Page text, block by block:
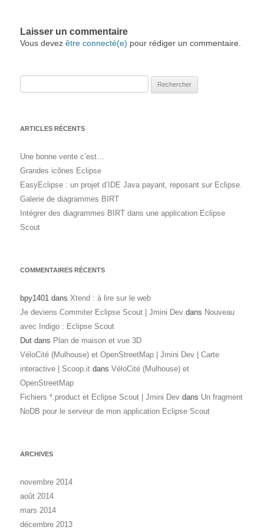
Laisser un commentaire
Vous devez être connecté(e) pour rédiger un commentaire.
ARTICLES RÉCENTS
Une bonne vente c’est…
Grandes icônes Eclipse
EasyEclipse : un projet d’IDE Java payant, reposant sur Eclipse.
Galerie de diagrammes BIRT
Intégrer des diagrammes BIRT dans une application Eclipse
Scout
COMMENTAIRES RÉCENTS
bpy1401 dans Xtend : à lire sur le web
Je deviens Commiter Eclipse Scout | Jmini Dev dans Nouveau
avec Indigo : Eclipse Scout
Dut dans Plan de maison et vue 3D
VéloCité (Mulhouse) et OpenStreetMap | Jmini Dev | Carte
interactive | Scoop.it dans VéloCité (Mulhouse) et
OpenStreetMap
Fichiers *.product et Eclipse Scout | Jmini Dev dans Un fragment
NoDB pour le serveur de mon application Eclipse Scout
ARCHIVES
novembre 2014
août 2014
mars 2014
décembre 2013